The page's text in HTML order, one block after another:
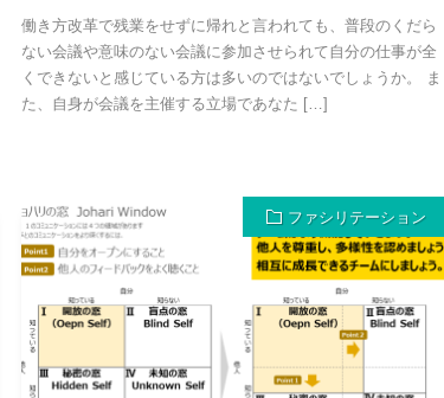
働き方改革で残業をせずに帰れと言われても、普段のくだら
ない会議や意味のない会議に参加させられて自分の仕事が全
くできないと感じている方は多いのではないでしょうか。 ま
た、自身が会議を主催する立場であなた […]
ファシリテーション